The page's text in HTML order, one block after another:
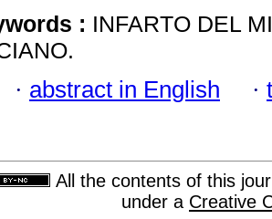
: INFARTO DEL
· abstract in English ·
All the contents of this
under a Creative